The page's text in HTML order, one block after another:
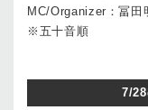
MC/Organizer：冨⽥
※五⼗⾳順
7/